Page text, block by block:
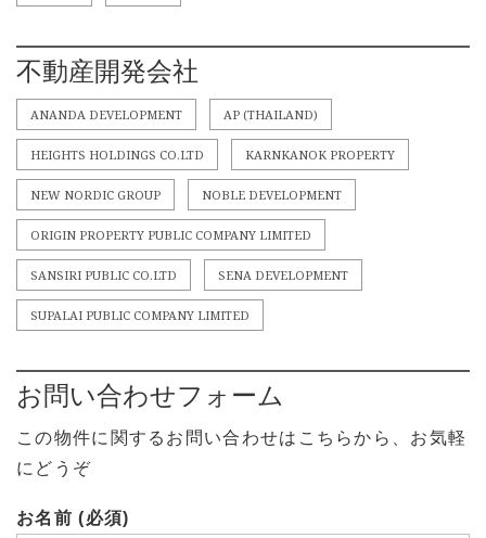
不動産開発会社
ANANDA DEVELOPMENT AP (THAILAND)
HEIGHTS HOLDINGS CO.LTD KARNKANOK PROPERTY
NEW NORDIC GROUP NOBLE DEVELOPMENT
ORIGIN PROPERTY PUBLIC COMPANY LIMITED
SANSIRI PUBLIC CO.LTD SENA DEVELOPMENT
SUPALAI PUBLIC COMPANY LIMITED
お問い合わせフォーム
この物件に関するお問い合わせはこちらから、お気軽
にどうぞ
お名前 (必須)